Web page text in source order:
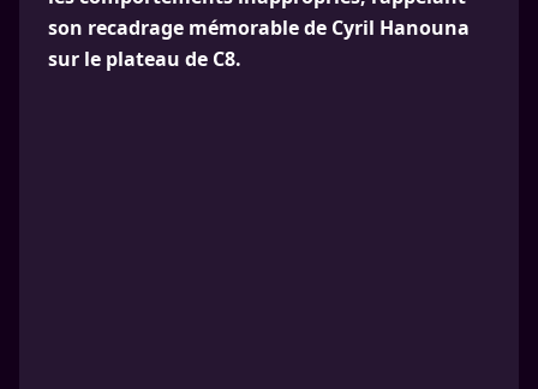
son recadrage mémorable de Cyril Hanouna
sur le plateau de C8.